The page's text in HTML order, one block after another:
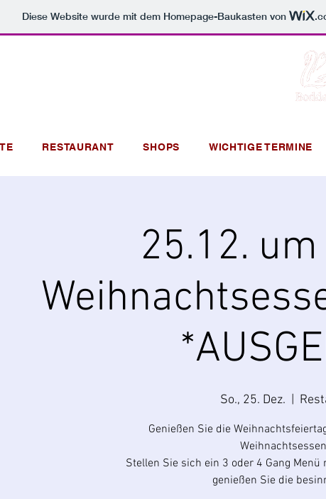
Diese Website wurde mit dem Homepage-Baukasten von
RESTAURANT SHOPS WICHTIGE TERMINE
25.12.
So., 25. Dez.
Genießen Sie die
Stellen Sie sich ein 3 oder 4 Gang
genießen Sie die